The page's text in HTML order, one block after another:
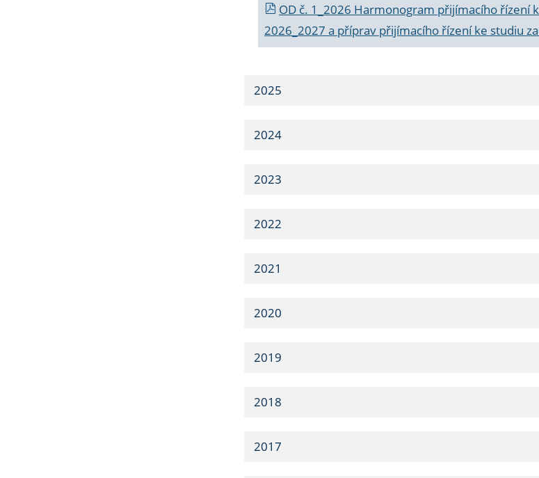
OD č. 1_2026 Harmonogram přijímacího řízení
2026_2027 a příprav přijímacího řízení ke studiu
2025
2024
2023
2022
2021
2020
2019
2018
2017